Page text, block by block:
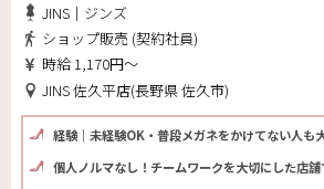
JINS｜ジンズ
ショップ販売 (契約社員)
時給 1,170円～
JINS 佐久平店(長野県 佐久市)
経験｜未経験OK・普段メガネをかけてない人も
個人ノルマなし！チームワークを大切にした店舗